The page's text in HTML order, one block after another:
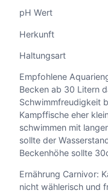
pH Wert 6
Herkunft
Haltungsart
Empfohlene
Becken ab 30 Litern
Schwimmfreudigkeit
Kampffische eher
schwimmen mit
sollte der
Beckenhöhe sollte
Ernährung Carnivor:
nicht wählerisch und